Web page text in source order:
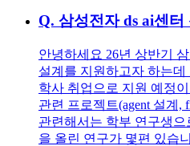
Q. 삼성전자 ds ai센터
안녕하세요 26년 상반기
설계를 지원하고자 하는
학사 취업으로 지원 예정
관련 프로젝트(agent 설계,
관련해서는 학부 연구생
을 올린 연구가 몇편 있습